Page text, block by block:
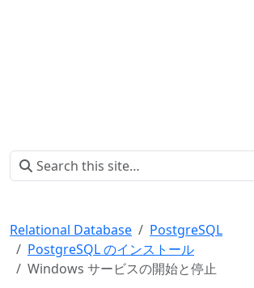
Relational Database
PostgreSQL
PostgreSQL のインストール
Windows サービスの開始と停止